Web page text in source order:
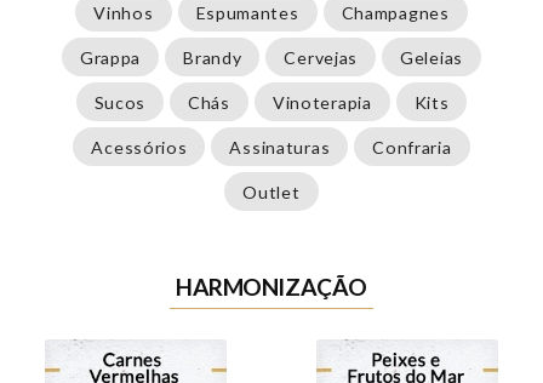
Vinhos Espumantes Champagnes
Grappa Brandy Cervejas Geleias
Sucos Chás Vinoterapia Kits
Acessórios Assinaturas Confraria
Outlet
HARMONIZAÇÃO